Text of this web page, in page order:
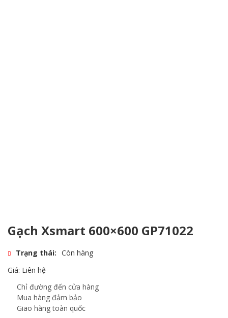
Gạch Xsmart 600×600 GP71022
Trạng thái: Còn hàng
Giá: Liên hệ
Chỉ đường đến cửa hàng
Mua hàng đảm bảo
Giao hàng toàn quốc